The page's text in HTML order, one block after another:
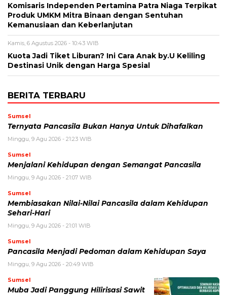
Komisaris Independen Pertamina Patra Niaga Terpikat
Produk UMKM Mitra Binaan dengan Sentuhan
Kemanusiaan dan Keberlanjutan
Kamis, 6 Agustus 2026 - 10:43 WIB
Kuota Jadi Tiket Liburan? Ini Cara Anak by.U Keliling
Destinasi Unik dengan Harga Spesial
BERITA TERBARU
Sumsel
Ternyata Pancasila Bukan Hanya Untuk Dihafalkan
Minggu, 9 Agu 2026 - 21:23 WIB
Sumsel
Menjalani Kehidupan dengan Semangat Pancasila
Minggu, 9 Agu 2026 - 21:07 WIB
Sumsel
Membiasakan Nilai-Nilai Pancasila dalam Kehidupan
Sehari-Hari
Minggu, 9 Agu 2026 - 21:01 WIB
Sumsel
Pancasila Menjadi Pedoman dalam Kehidupan Saya
Minggu, 9 Agu 2026 - 20:49 WIB
Sumsel
Muba Jadi Panggung Hilirisasi Sawit